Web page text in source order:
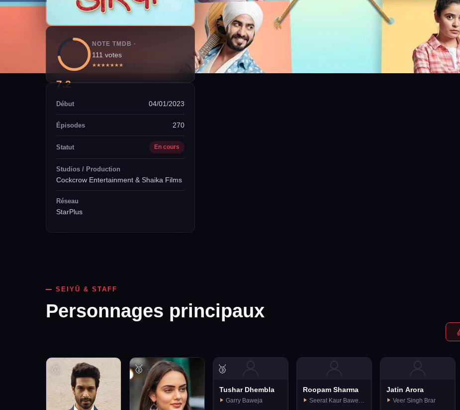
7.2
NOTE TMDB ·
111 votes
★★★★★★★ ★ ★ ★
Début 04/01/2023
Épisodes 270
Statut En cours
Studios / Production
Cockcrow Entertainment & Shaika Films
Réseau
StarPlus
SEIYŪ & STAFF
Personnages principaux
🥇 🥈 🥉
Tushar Dhembla
Garry Baweja
Roopam Sharma Jatin Arora
Veer Singh Brar